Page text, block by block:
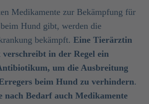
Medikamente zur Bekämpfung für
Hund gibt, werden die
bekämpft. Eine Tierärztin
in der Regel ein
um die Ausbreitung
beim Hund zu verhindern.
nach Bedarf auch Medikamente